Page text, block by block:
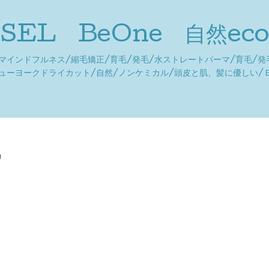
BeOne 自然eco
ンドフルネス/縮毛矯正/育毛/発毛/水ストレートパーマ/育毛/
ヨークドライカット/自然/ノンケミカル/頭皮と肌、髪に優しい/